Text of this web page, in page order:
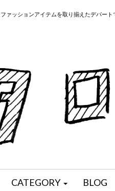
ァッションアイテムを取り揃えたデパート
CATEGORY BLOG